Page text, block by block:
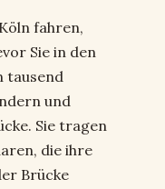
fahren,
Sie in den
tausend
und
Sie tragen
die ihre
Brücke